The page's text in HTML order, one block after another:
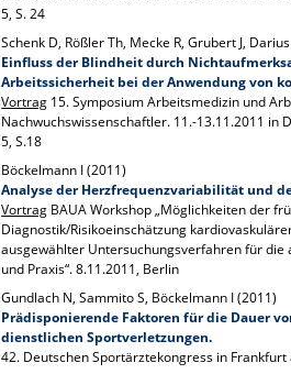
5, S. 24
Schenk D, Rößler Th, Mecke R, Grubert J,
Einfluss der Blindheit durch
Arbeitssicherheit bei der Anwendung von
Vortrag 15. Symposium Arbeitsmedizin und
Nachwuchswissenschaftler. 11.-13.11.2011 in
5, S.18
Böckelmann I (2011)
Analyse der Herzfrequenzvariabilität und
Vortrag BAUA Workshop „Möglichkeiten der
Diagnostik/Risikoeinschätzung
ausgewählter Untersuchungsverfahren für die
und Praxis“. 8.11.2011, Berlin
Gundlach N, Sammito S, Böckelmann I (2011)
Prädisponierende Faktoren für die Dauer
dienstlichen Sportverletzungen.
42. Deutschen Sportärztekongress in Frankfurt